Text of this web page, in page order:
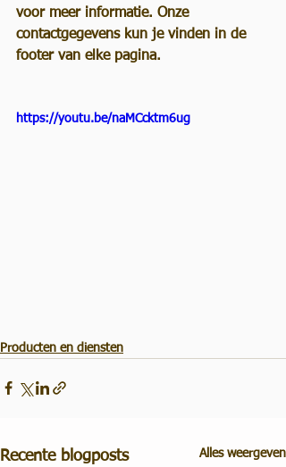
voor meer informatie. Onze
contactgegevens kun je vinden in de
footer van elke pagina.
https://youtu.be/naMCcktm6ug
Producten en diensten
Recente blogposts Alles weergeven